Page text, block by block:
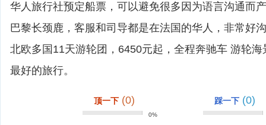
华人旅行社预定船票，可以避免很多因为语言沟通而
巴黎长颈鹿，客服和司导都是在法国的华人，非常好
北欧多国11天游轮团，6450元起，全程奔驰车 游轮
最好的旅行。
顶一下 (0)
0%
踩一下 (0)